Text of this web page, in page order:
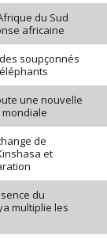
du Sud
africaine
soupçonnés
une nouvelle
de
et
du
multiplie les